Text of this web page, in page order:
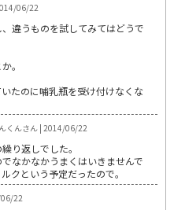
06/22
違うものを試してみてはどうで
。
たのに哺乳瓶を受け付けなくな
くんさん | 2014/06/22
り返しでした。
なかなかうまくはいきませんで
クという予定だったので。
22